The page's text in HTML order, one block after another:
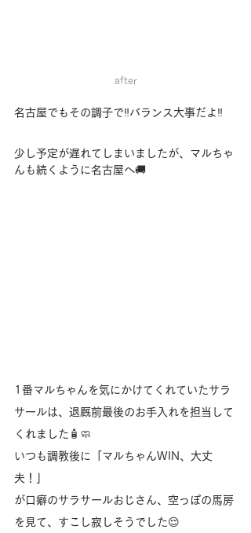
after
名古屋でもその調子で‼️バランス大事だよ‼️
少し予定が遅れてしまいましたが、マルちゃ
んも続くように名古屋へ🚚
1番マルちゃんを気にかけてくれていたサラ
サールは、退厩前最後のお手入れを担当して
くれました🧴🧼
いつも調教後に「マルちゃんWIN、大丈
夫！」
が口癖のサラサールおじさん、空っぽの馬房
を見て、すこし寂しそうでした😌